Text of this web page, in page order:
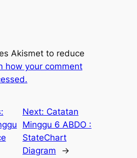
Akismet to reduce
how your comment
Next: Catatan
Minggu 6 ABDO :
StateChart
Diagram
→